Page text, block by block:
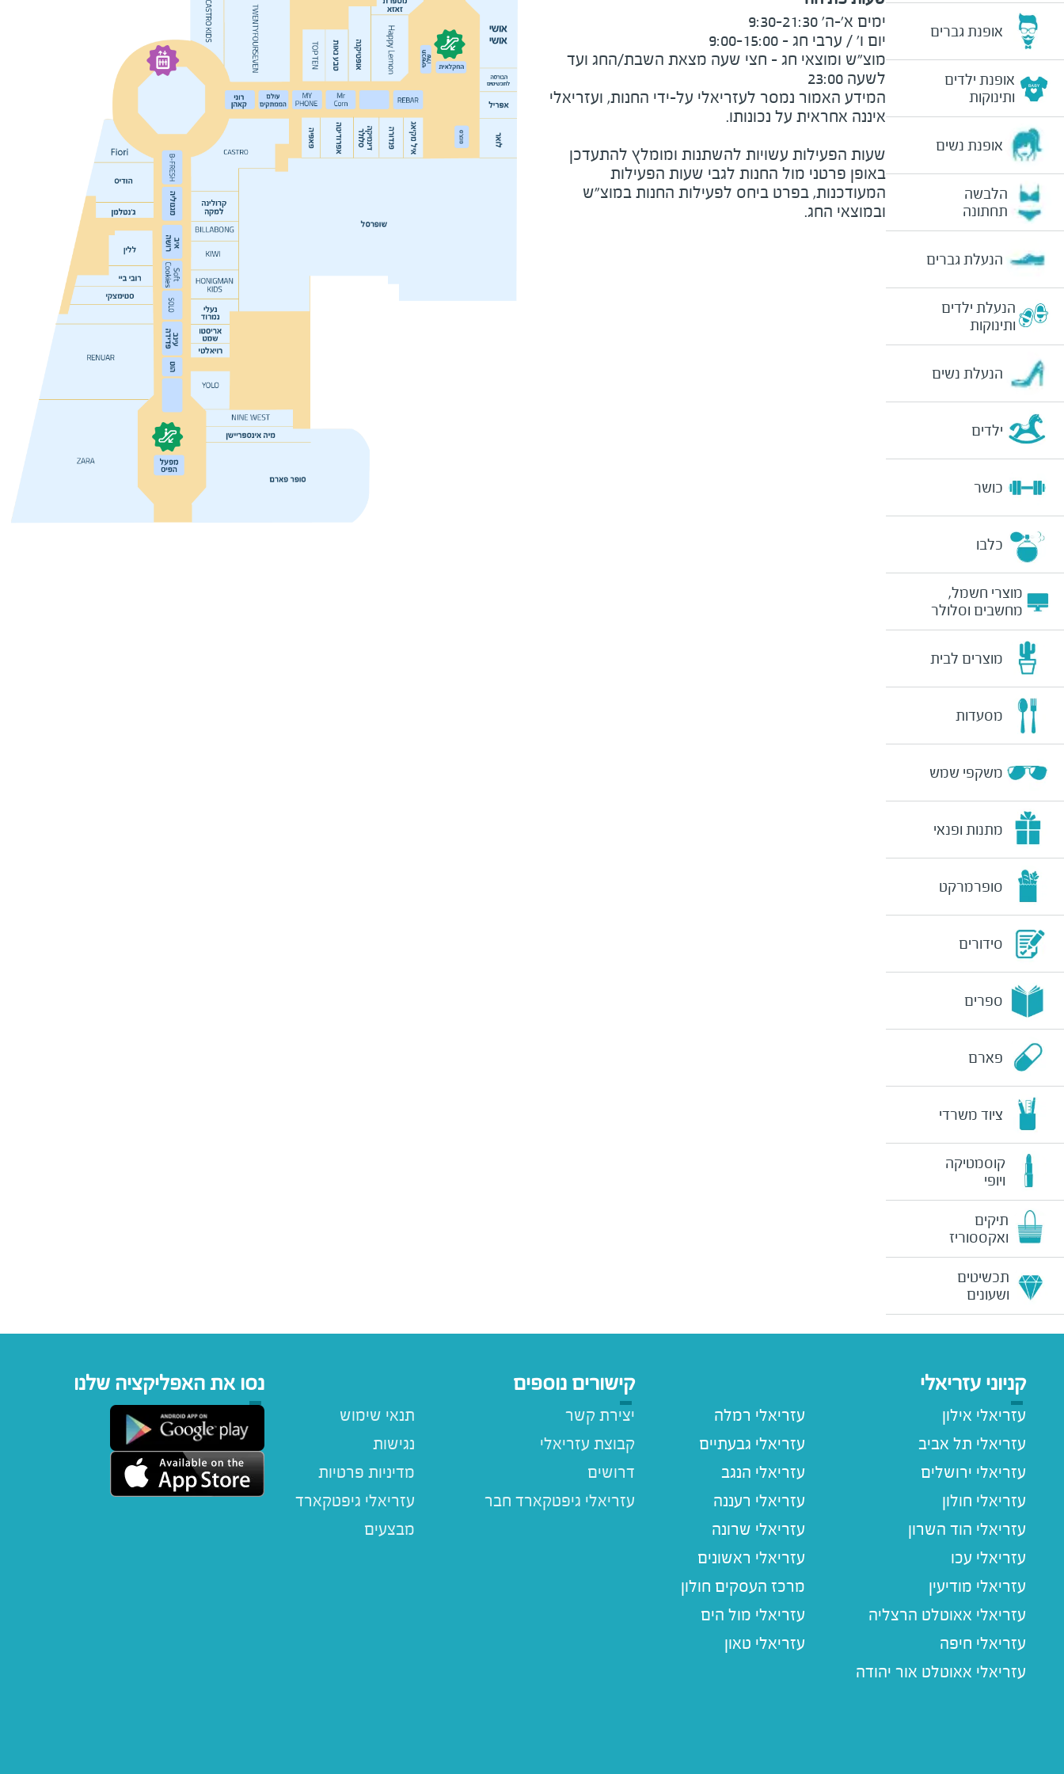
אופנת גברים
אופנת ילדים
ותינוקות
אופנת נשים
הלבשה
תחתונה
הנעלת גברים
הנעלת ילדים
ותינוקות
הנעלת נשים
ילדים
כושר
כלבו
מוצרי חשמל,
מחשבים וסלולר
מוצרים לבית
מסעדות
משקפי שמש
מתנות ופנאי
סופרמרקט
סידורים
ספרים
פארם
ציוד משרדי
קוסמטיקה
ויופי
תיקים
ואקססוריז
תכשיטים
ושעונים
לשעה 23:00
המידע האמור נמסר לעזריאלי על-ידי החנות, ועזריאלי
שעות הפעילות עשויות להשתנות ומומלץ להתעדכן
באופן פרטני מול החנות לגבי שעות הפעילות
המעודכנות, בפרט ביחס לפעילות החנות במוצ"ש
ובמוצאי החג.
קניוני עזריאלי
עזריאלי אילון
עזריאלי תל אביב
עזריאלי ירושלים
עזריאלי חולון
עזריאלי הוד השרון
עזריאלי עכו
עזריאלי מודיעין
עזריאלי אאוטלט הרצליה
עזריאלי חיפה
עזריאלי אאוטלט אור יהודה
עזריאלי רמלה
עזריאלי גבעתיים
עזריאלי הנגב
עזריאלי רעננה
עזריאלי שרונה
עזריאלי ראשונים
מרכז העסקים חולון
עזריאלי מול הים
עזריאלי טאון
קישורים נוספים
תנאי שימוש
נגישות
מדיניות פרטיות
עזריאלי גיפטקארד
מבצעים
יצירת קשר
קבוצת עזריאלי
דרושים
נסו את האפליקציה שלנו